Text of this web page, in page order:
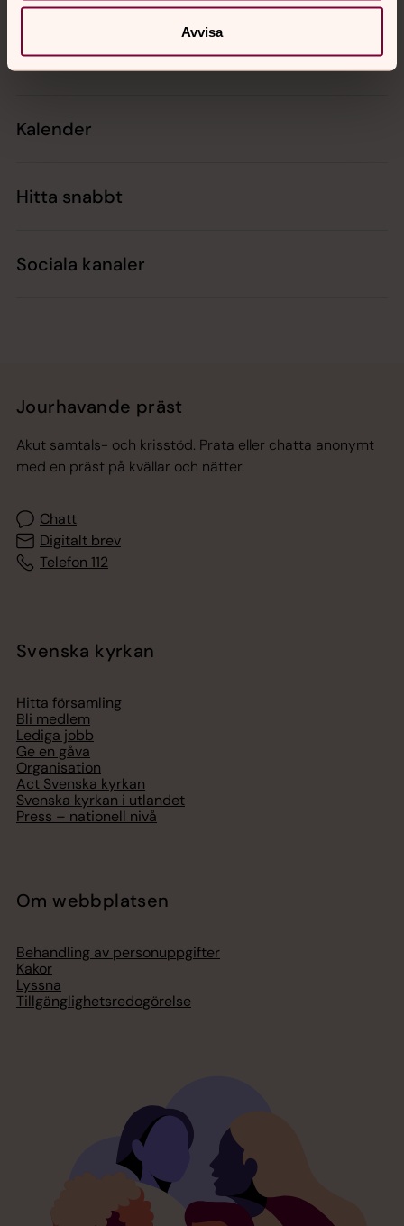
Avvisa
Kontakt
Kalender
Hitta snabbt
Sociala kanaler
Jourhavande präst
Akut samtals- och krisstöd. Prata eller chatta anonymt
med en präst på kvällar och nätter.
Chatt
Digitalt brev
Telefon 112
Svenska kyrkan
Hitta församling
Bli medlem
Lediga jobb
Ge en gåva
Organisation
Act Svenska kyrkan
Svenska kyrkan i utlandet
Press – nationell nivå
Om webbplatsen
Behandling av personuppgifter
Kakor
Lyssna
Tillgänglighetsredogörelse